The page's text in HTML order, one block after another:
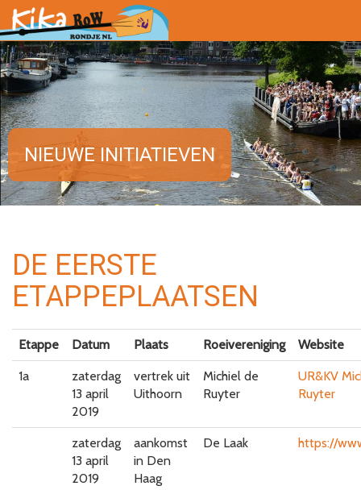
NIEUWE INITIATIEVEN
DE EERSTE
ETAPPEPLAATSEN
Etappe Datum Plaats Roeivereniging Website
1a
zaterdag
13 april
2019
vertrek uit
Uithoorn
Michiel de
Ruyter
UR&KV
Ruyter
zaterdag
13 april
2019
aankomst
in Den
Haag
De Laak https://